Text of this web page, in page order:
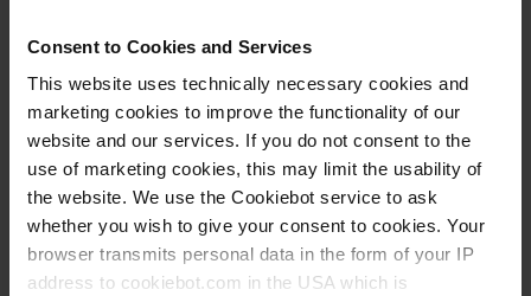
Consent to Cookies and Services
This website uses technically necessary cookies and
marketing cookies to improve the functionality of our
website and our services. If you do not consent to the
use of marketing cookies, this may limit the usability of
the website. We use the Cookiebot service to ask
whether you wish to give your consent to cookies. Your
browser transmits personal data in the form of your IP
address to cookiebot.com in the USA which is
Anwendungsinformationen
Application Notes und
Standard Operating